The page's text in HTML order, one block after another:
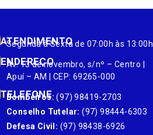
ATENDIMENTO
Segunda à Sexta de 07:00h às 13:00h
ENDEREÇO
Av. 13 de novembro, s/nº – Centro |
Apuí – AM | CEP: 69265-000
TELEFONE
Bombeiros: (97) 98419-2703
Conselho Tutelar: (97) 98444-6303
Defesa Civil: (97) 98438-6926